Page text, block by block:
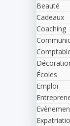
Beauté
Cadeaux
Coaching
Écoles
Emploi